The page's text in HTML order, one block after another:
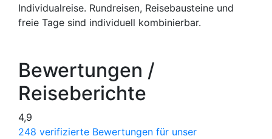
Individualreise. Rundreisen, Reisebausteine und
freie Tage sind individuell kombinierbar.
Bewertungen /
Reiseberichte
4,9
248 verifizierte Bewertungen für unser